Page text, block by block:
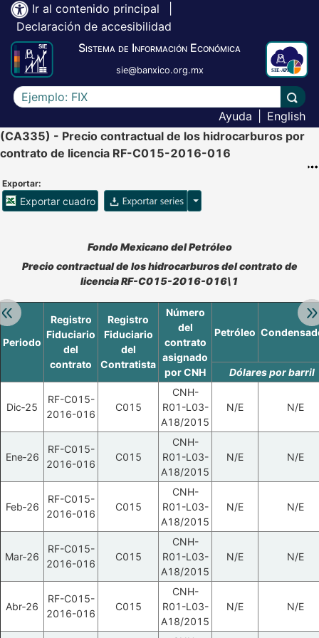
Ir al contenido principal
Declaración de accesibilidad
Sistema de Información Económica
sie@banxico.org.mx
Escriba el texto a buscar
Ayuda
English
(CA335) - Precio contractual de los hidrocarburos por
contrato de licencia RF-C015-2016-016
Exportar:
Exportar cuadro Opciones para exportar
Retroceder:
Accesibilidad de Cuadros Analíticos, al exportar el cuadro
Fondo Mexicano del Petróleo
Precio contractual de los hidrocarburos del contrato de
licencia RF-C015-2016-016\1
Periodo
Registro
Fiduciario
del
contrato
Registro
Fiduciario
del
Contratista
Número
del
contrato
asignado
por CNH
Petróleo
Dólares por barril
Dic‑25
RF-C015-
2016-016
C015
CNH-
R01-L03-
A18/2015
N/E N/E
Ene‑26
RF-C015-
2016-016
C015
CNH-
R01-L03-
A18/2015
N/E N/E
Feb‑26
RF-C015-
2016-016
C015
CNH-
R01-L03-
A18/2015
N/E N/E
Mar‑26
RF-C015-
2016-016
C015
CNH-
R01-L03-
A18/2015
N/E N/E
Abr‑26
RF-C015-
2016-016
C015
CNH-
R01-L03-
A18/2015
N/E N/E